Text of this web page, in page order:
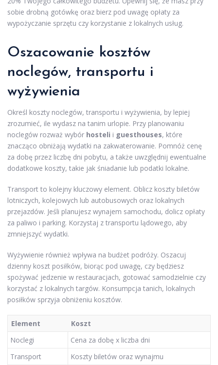
sobie drobną gotówkę oraz bierz pod uwagę opłaty za
wypożyczanie sprzętu czy korzystanie z lokalnych usług.
Oszacowanie kosztów
noclegów, transportu i
wyżywienia
Określ koszty noclegów, transportu i wyżywienia, by lepiej
zrozumieć, ile wydasz na tanim urlopie. Przy planowaniu
noclegów rozważ wybór hosteli i guesthouses, które
znacząco obniżają wydatki na zakwaterowanie. Pomnóż cenę
za dobę przez liczbę dni pobytu, a także uwzględnij ewentualne
dodatkowe koszty, takie jak śniadanie lub podatki lokalne.
Transport to kolejny kluczowy element. Oblicz koszty biletów
lotniczych, kolejowych lub autobusowych oraz lokalnych
przejazdów. Jeśli planujesz wynajem samochodu, dolicz opłaty
za paliwo i parking. Korzystaj z transportu lądowego, aby
zmniejszyć wydatki.
Wyżywienie również wpływa na budżet podróży. Oszacuj
dzienny koszt posiłków, biorąc pod uwagę, czy będziesz
spożywać jedzenie w restauracjach, gotować samodzielnie czy
korzystać z lokalnych targów. Konsumpcja tanich, lokalnych
posiłków sprzyja obniżeniu kosztów.
Element
Koszt
Noclegi
Cena za dobę x liczba dni
Transport
Koszty biletów oraz wynajmu